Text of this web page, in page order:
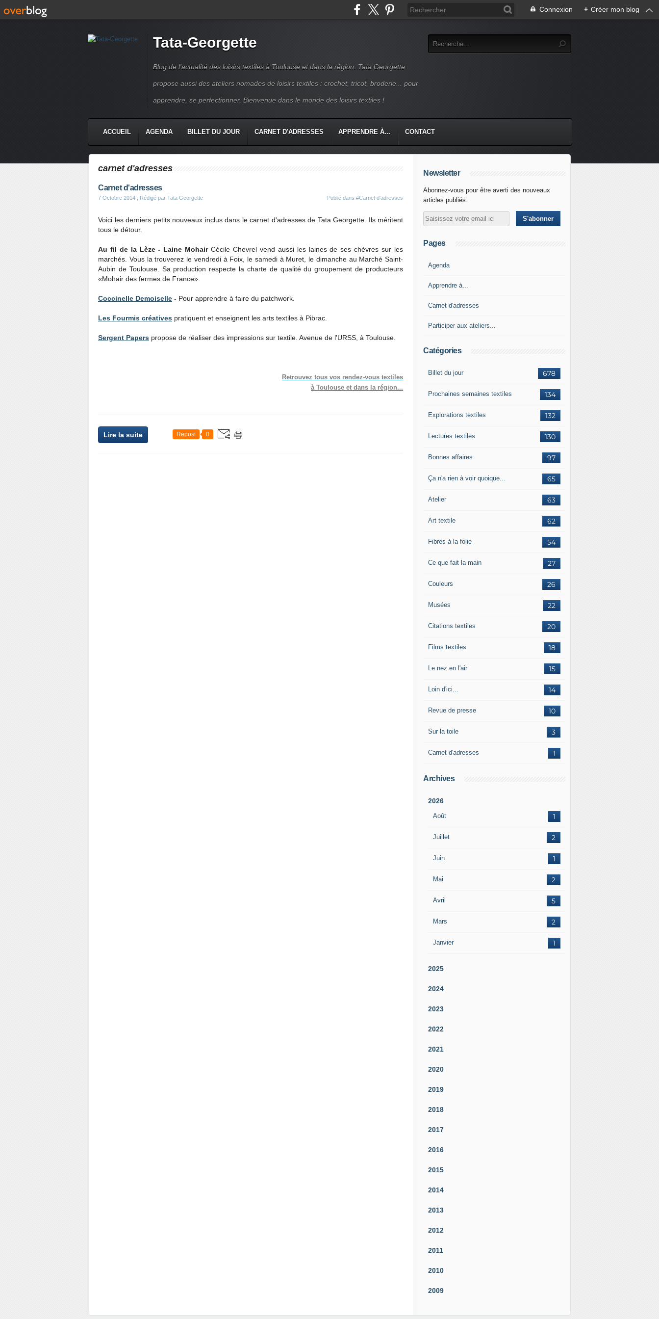
Connexion + Créer mon blog
Tata-Georgette
Blog de l'actualité des loisirs textiles à Toulouse et dans la région. Tata Georgette
propose aussi des ateliers nomades de loisirs textiles : crochet, tricot, broderie... pour
apprendre, se perfectionner. Bienvenue dans le monde des loisirs textiles !
ACCUEIL AGENDA BILLET DU JOUR CARNET D'ADRESSES APPRENDRE À... CONTACT
carnet d'adresses
Carnet d'adresses
7 Octobre 2014 , Rédigé par Tata Georgette Publié dans #Carnet d'adresses
Voici les derniers petits nouveaux inclus dans le carnet d'adresses de Tata Georgette. Ils méritent
tous le détour.
Au fil de la Lèze - Laine MohairCécile Chevrel vend aussi les laines de ses chèvres sur les
marchés. Vous la trouverez le vendredi à Foix, le samedi à Muret, le dimanche au Marché Saint-
Aubin de Toulouse. Sa production respecte la charte de qualité du groupement de producteurs
«Mohair des fermes de France».
Coccinelle Demoiselle - Pour apprendre à faire du patchwork.
Les Fourmis créatives pratiquent et enseignent les arts textiles à Pibrac.
Sergent Papers propose de réaliser des impressions sur textile. Avenue de l'URSS, à Toulouse.
Retrouvez tous vos rendez-vous textiles
à Toulouse et dans la région...
Lire la suite Repost 0
Newsletter
Abonnez-vous pour être averti des nouveaux
articles publiés.
Pages
Agenda
Apprendre à...
Carnet d'adresses
Participer aux ateliers...
Catégories
678
Billet du jour
134
Prochaines semaines textiles
132
Explorations textiles
130
Lectures textiles
97
Bonnes affaires
65
Ça n'a rien à voir quoique...
63
Atelier
62
Art textile
54
Fibres à la folie
27
Ce que fait la main
26
Couleurs
22
Musées
20
Citations textiles
18
Films textiles
15
Le nez en l'air
14
Loin d'ici...
10
Revue de presse
3
Sur la toile
1
Carnet d'adresses
Archives
2026
Août 1
Juillet 2
Juin 1
Mai 2
Avril 5
Mars 2
Janvier 1
2025
2024
2023
2022
2021
2020
2019
2018
2017
2016
2015
2014
2013
2012
2011
2010
2009